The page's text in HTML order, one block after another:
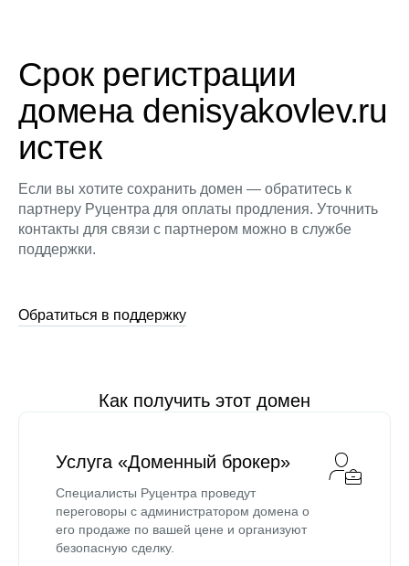
Срок регистрации
домена denisyakovlev.ru
истек
Если вы хотите сохранить домен — обратитесь к
партнеру Руцентра для оплаты продления. Уточнить
контакты для связи с партнером можно в службе
поддержки.
Обратиться в поддержку
Как получить этот домен
Услуга «Доменный брокер»
Специалисты Руцентра проведут
переговоры с администратором домена о
его продаже по вашей цене и организуют
безопасную сделку.